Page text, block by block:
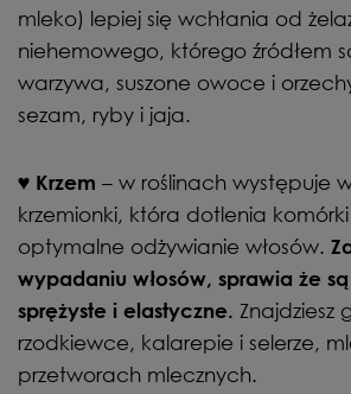
mleko) lepiej się wchłania od
niehemowego, którego źródłem
warzywa, suszone owoce i
sezam, ryby i jaja.
♥ Krzem – w roślinach występuje
krzemionki, która dotlenia
optymalne odżywianie włosów.
wypadaniu włosów, sprawia że
sprężyste i elastyczne. Znajdziesz
rzodkiewce, kalarepie i selerze,
przetworach mlecznych.